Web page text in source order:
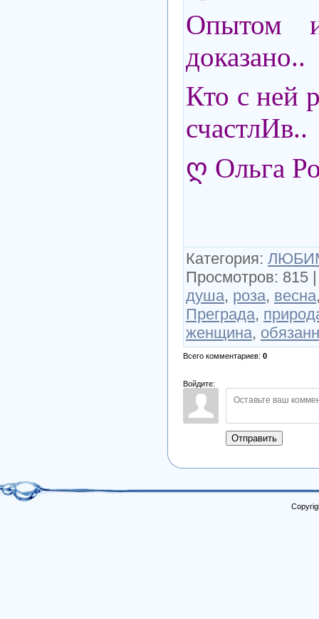
Опытом
доказано..
Кто с ней
счастлИв..
ღ Ольга
Категория:
Просмотров: 815
душа, роза, весна
Преграда,
женщина,
Всего комментариев: 0
Войдите:
Отправить